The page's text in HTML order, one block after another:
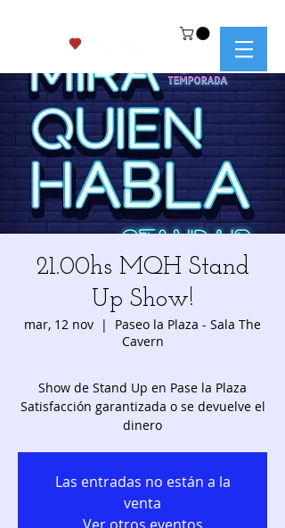
21.00hs MQH Stand
Up Show!
mar, 12 nov
  |
Paseo la Plaza - Sala The
Cavern
Show de Stand Up en Pase la Plaza
Satisfacción garantizada o se devuelve el
dinero
Las entradas no están a la
venta